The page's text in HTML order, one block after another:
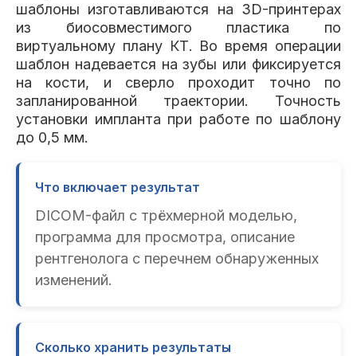
шаблоны изготавливаются на 3D-принтерах
из биосовместимого пластика по
виртуальному плану КТ. Во время операции
шаблон надевается на зубы или фиксируется
на кости, и сверло проходит точно по
запланированной траектории. Точность
установки импланта при работе по шаблону
до 0,5 мм.
Что включает результат
DICOM-файл с трёхмерной моделью,
программа для просмотра, описание
рентгенолога с перечнем обнаруженных
изменений.
Сколько хранить результаты